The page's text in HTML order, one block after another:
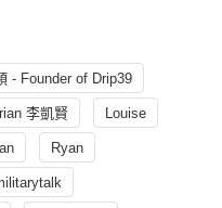
- Founder of Drip39
李凱賢 Louise
Ryan